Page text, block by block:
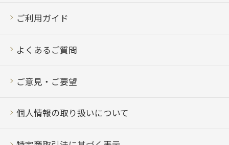
ご利用ガイド
よくあるご質問
ご意見・ご要望
個人情報の取り扱いについて